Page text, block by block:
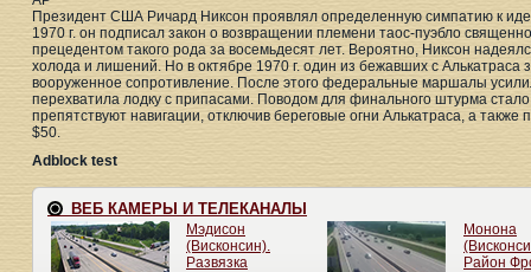
Президент США Ричард Никсон проявлял определенную симпатию к
1970 г. он подписал закон о возвращении племени таос-пуэбло
прецедентом такого рода за восемьдесят лет. Вероятно, Никсон
холода и лишений. Но в октябре 1970 г. один из бежавших с Алькатраса
вооруженное сопротивление. После этого федеральные маршалы
перехватила лодку с припасами. Поводом для финального штурма
препятствуют навигации, отключив береговые огни Алькатраса, а
$50.
Adblock test